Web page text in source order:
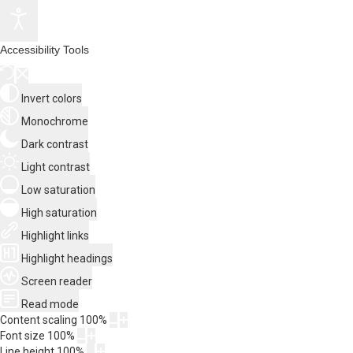
Accessibility Tools
Invert colors
Monochrome
Dark contrast
Light contrast
Low saturation
High saturation
Highlight links
Highlight headings
Screen reader
Read mode
Content scaling 100%
Font size 100%